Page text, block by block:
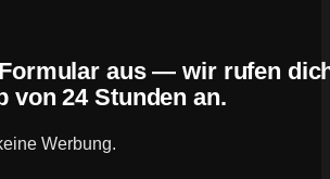
aus — wir rufen
von 24 Stunden an.
Werbung.